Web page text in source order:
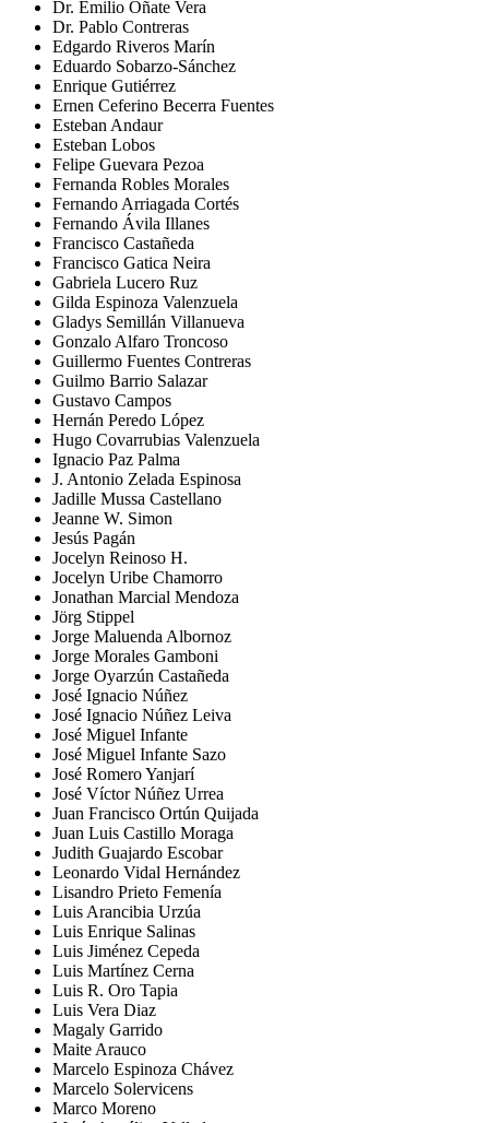
Dr. Emilio Oñate Vera
Dr. Pablo Contreras
Edgardo Riveros Marín
Eduardo Sobarzo-Sánchez
Enrique Gutiérrez
Ernen Ceferino Becerra Fuentes
Esteban Andaur
Esteban Lobos
Felipe Guevara Pezoa
Fernanda Robles Morales
Fernando Arriagada Cortés
Fernando Ávila Illanes
Francisco Castañeda
Francisco Gatica Neira
Gabriela Lucero Ruz
Gilda Espinoza Valenzuela
Gladys Semillán Villanueva
Gonzalo Alfaro Troncoso
Guillermo Fuentes Contreras
Guilmo Barrio Salazar
Gustavo Campos
Hernán Peredo López
Hugo Covarrubias Valenzuela
Ignacio Paz Palma
J. Antonio Zelada Espinosa
Jadille Mussa Castellano
Jeanne W. Simon
Jesús Pagán
Jocelyn Reinoso H.
Jocelyn Uribe Chamorro
Jonathan Marcial Mendoza
Jörg Stippel
Jorge Maluenda Albornoz
Jorge Morales Gamboni
Jorge Oyarzún Castañeda
José Ignacio Núñez
José Ignacio Núñez Leiva
José Miguel Infante
José Miguel Infante Sazo
José Romero Yanjarí
José Víctor Núñez Urrea
Juan Francisco Ortún Quijada
Juan Luis Castillo Moraga
Judith Guajardo Escobar
Leonardo Vidal Hernández
Lisandro Prieto Femenía
Luis Arancibia Urzúa
Luis Enrique Salinas
Luis Jiménez Cepeda
Luis Martínez Cerna
Luis R. Oro Tapia
Luis Vera Diaz
Magaly Garrido
Maite Arauco
Marcelo Espinoza Chávez
Marcelo Solervicens
Marco Moreno